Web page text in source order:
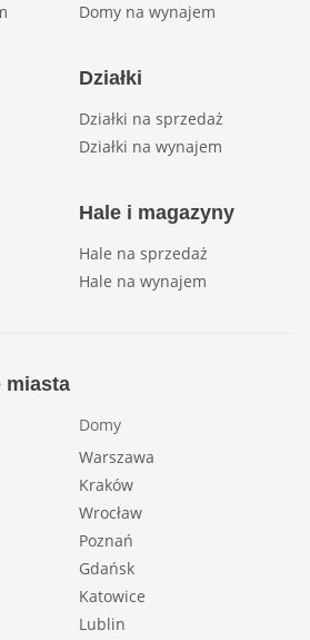
Domy na wynajem
Działki
Działki na sprzedaż
Działki na wynajem
Hale i magazyny
Hale na sprzedaż
Hale na wynajem
miasta
Domy
Warszawa
Kraków
Wrocław
Poznań
Gdańsk
Katowice
Lublin